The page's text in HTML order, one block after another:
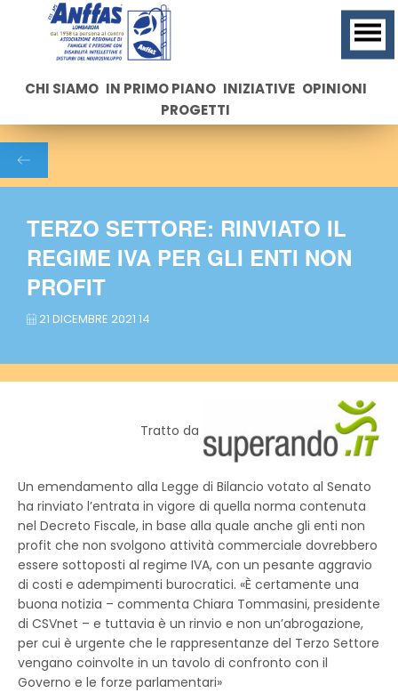
CHI SIAMO IN PRIMO PIANO INIZIATIVE OPINIONI
PROGETTI
TERZO SETTORE: RINVIATO IL
REGIME IVA PER GLI ENTI NON
PROFIT
21 DICEMBRE 2021 14
Tratto da
Un emendamento alla Legge di Bilancio votato al Senato
ha rinviato l’entrata in vigore di quella norma contenuta
nel Decreto Fiscale, in base alla quale anche gli enti non
profit che non svolgono attività commerciale dovrebbero
essere sottoposti al regime IVA, con un pesante aggravio
di costi e adempimenti burocratici. «È certamente una
buona notizia – commenta Chiara Tommasini, presidente
di CSVnet – e tuttavia è un rinvio e non un’abrogazione,
per cui è urgente che le rappresentanze del Terzo Settore
vengano coinvolte in un tavolo di confronto con il
Governo e le forze parlamentari»